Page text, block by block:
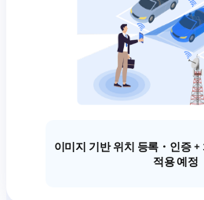
이미지 기반 위치 등록・인증 +
적용 예정